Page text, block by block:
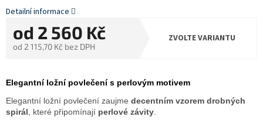
od 2 560 Kč
od 2 115,70 Kč bez DPH
ZVOLTE VARIANTU
Elegantní ložní povlečení s perlovým motivem
Elegantní ložní povlečení zaujme decentním vzorem drobných
spirál, které připomínají perlové závity.
Detailní informace